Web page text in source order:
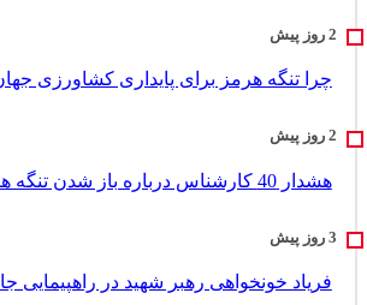
چرا تنگه هرمز برای پایداری کشاورزی
هشدار 40 کارشناس درباره باز شدن تنگه هرمز
فریاد خونخواهی رهبر شهید در راهپیمایی